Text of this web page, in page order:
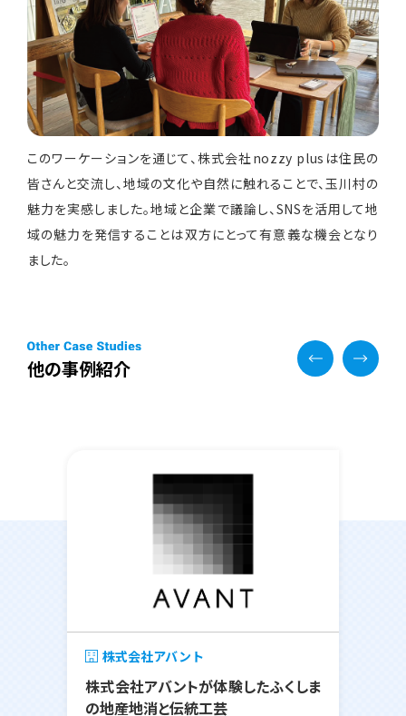
このワーケーションを通じて、株式会社nozzy plusは住民の
皆さんと交流し、地域の文化や自然に触れることで、玉川村の
魅力を実感しました。地域と企業で議論し、SNSを活用して地
域の魅力を発信することは双方にとって有意義な機会となり
ました。
他の事例紹介
株式会社アバント
株式会社アバントが体験したふくしま
の地産地消と伝統工芸